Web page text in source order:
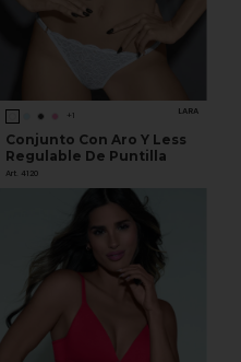
+1 LARA
Conjunto Con Aro Y Less
Regulable De Puntilla
Art. 4120